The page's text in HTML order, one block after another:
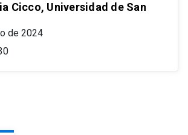
Cicco, Universidad de San
de 2024